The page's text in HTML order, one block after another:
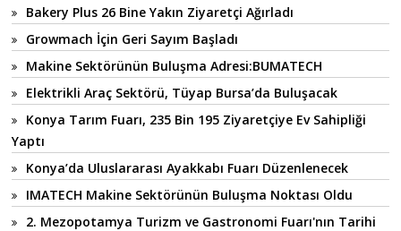
Bakery Plus 26 Bine Yakın Ziyaretçi Ağırladı
Growmach İçin Geri Sayım Başladı
Makine Sektörünün Buluşma Adresi:BUMATECH
Elektrikli Araç Sektörü, Tüyap Bursa’da Buluşacak
Konya Tarım Fuarı, 235 Bin 195 Ziyaretçiye Ev Sahipliği
Yaptı
Konya’da Uluslararası Ayakkabı Fuarı Düzenlenecek
IMATECH Makine Sektörünün Buluşma Noktası Oldu
2. Mezopotamya Turizm ve Gastronomi Fuarı'nın Tarihi